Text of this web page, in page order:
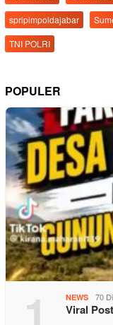
spripimpoldajabar
TNI POLRI
POPULER
1 NEWS 70
Viral